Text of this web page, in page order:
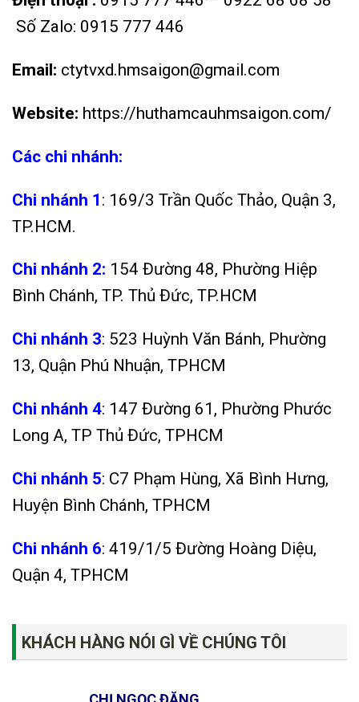
Số Zalo: 0915 777 446
Email: ctytvxd.hmsaigon@gmail.com
Website: https://huthamcauhmsaigon.com/
Các chi nhánh:
Chi nhánh 1 : 169/3 Trần Quốc Thảo, Quận 3,
TP.HCM.
Chi nhánh 2: 154 Đường 48, Phường Hiệp
Bình Chánh, TP. Thủ Đức, TP.HCM
Chi nhánh 3: 523 Huỳnh Văn Bánh, Phường
13, Quận Phú Nhuận, TPHCM
Chi nhánh 4: 147 Đường 61, Phường Phước
Long A, TP Thủ Đức, TPHCM
Chi nhánh 5: C7 Phạm Hùng, Xã Bình Hưng,
Huyện Bình Chánh, TPHCM
Chi nhánh 6: 419/1/5 Đường Hoàng Diệu,
Quận 4, TPHCM
KHÁCH HÀNG NÓI GÌ VỀ CHÚNG TÔI